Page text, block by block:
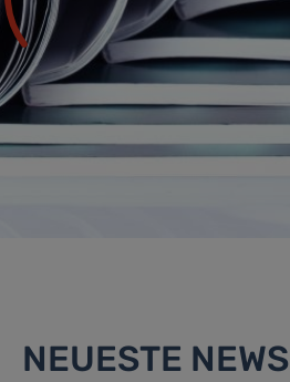
NEUESTE NEWS